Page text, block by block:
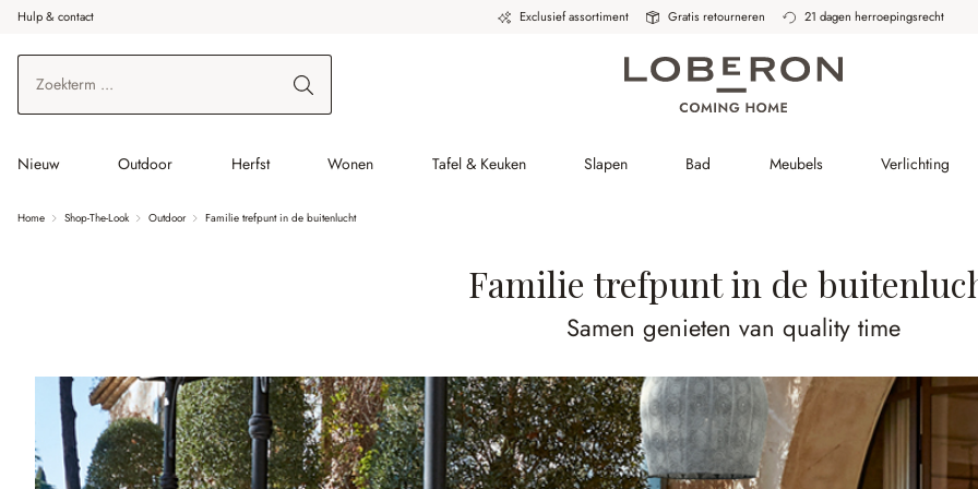
de hoofdinhoud
Ga naar zoeken
Ga naar de hoofdnavigatie
Hulp & contact Exclusief assortiment Gratis retourneren 21 dagen herroepingsrecht
Nieuw Outdoor Herfst Wonen Tafel & Keuken Slapen Bad Meubels Verlichting
Home Shop-The-Look Outdoor Familie trefpunt in de buitenlucht
Familie trefpunt in de
Samen genieten van quality time